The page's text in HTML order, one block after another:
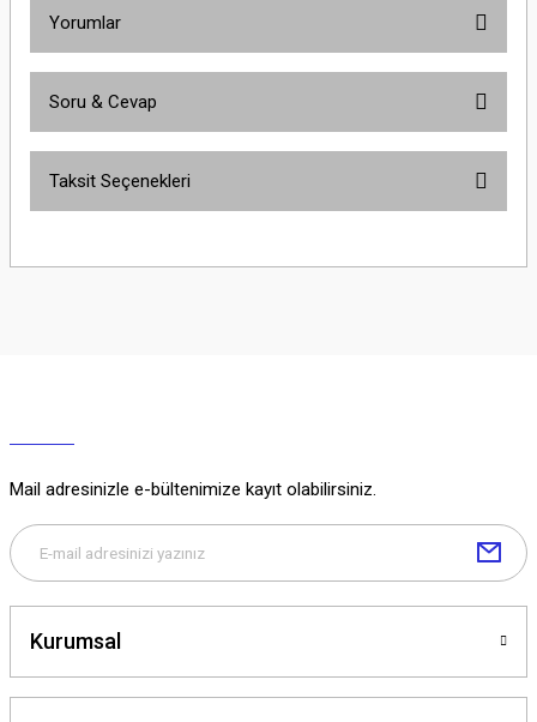
Yorumlar
Soru & Cevap
Soru Sor
Taksit Seçenekleri
Mail adresinizle e-bültenimize kayıt olabilirsiniz.
Kurumsal